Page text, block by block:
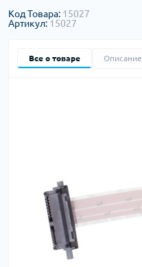
Код Товара: 15027
Артикул: 15027
Все о товаре Описание